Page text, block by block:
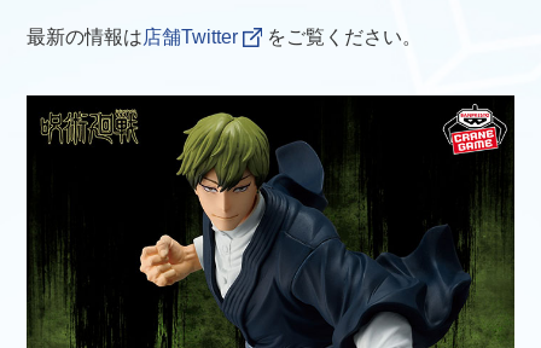
最新の情報は店舗Twitter をご覧ください。